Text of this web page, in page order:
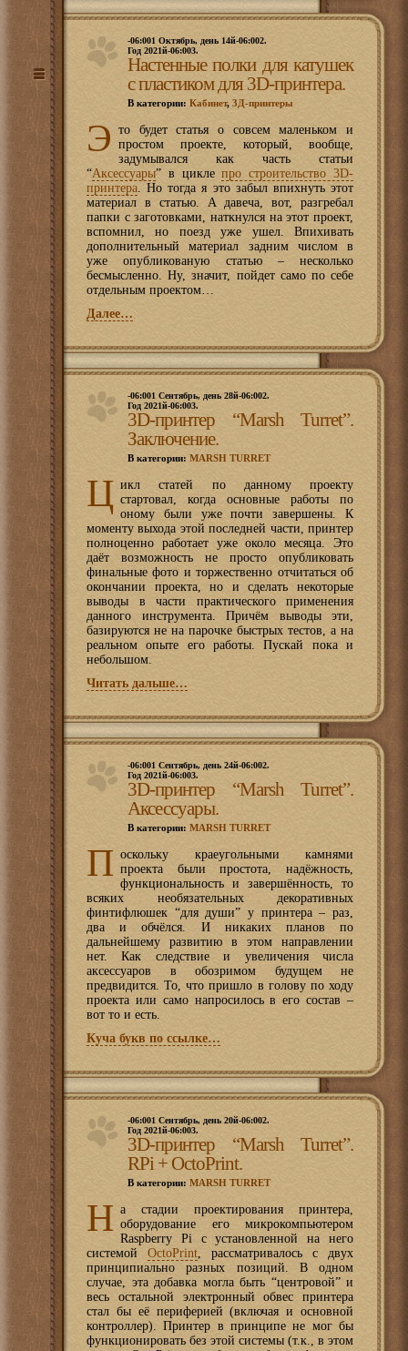
-06:001 Октябрь, день 14й-06:002.
Год 2021й-06:003.
Настенные полки для катушек
с пластиком для 3D-принтера.
В категории: Кабинет, 3Д-принтеры
Э
то будет статья о совсем маленьком и
простом проекте, который, вообще,
задумывался как часть статьи
“Аксессуары” в циклепро строительство 3D-
принтера. Но тогда я это забыл впихнуть этот
материал в статью. А давеча, вот, разгребал
папки с заготовками, наткнулся на этот проект,
вспомнил, но поезд уже ушел. Впихивать
дополнительный материал задним числом в
уже опубликованую статью – несколько
бесмысленно. Ну, значит, пойдет само по себе
отдельным проектом…
Далее…
-06:001 Сентябрь, день 28й-06:002.
Год 2021й-06:003.
3D-принтер “Marsh Turret”.
Заключение.
В категории: MARSH TURRET
Ц икл статей по данному проекту
стартовал, когда основные работы по
оному были уже почти завершены. К
моменту выхода этой последней части, принтер
полноценно работает уже около месяца. Это
даёт возможность не просто опубликовать
финальные фото и торжественно отчитаться об
окончании проекта, но и сделать некоторые
выводы в части практического применения
данного инструмента. Причём выводы эти,
базируются не на парочке быстрых тестов, а на
реальном опыте его работы. Пускай пока и
небольшом.
Читать дальше…
-06:001 Сентябрь, день 24й-06:002.
Год 2021й-06:003.
3D-принтер “Marsh Turret”.
Аксессуары.
В категории: MARSH TURRET
П оскольку краеугольными камнями
проекта были простота, надёжность,
функциональность и завершённость, то
всяких необязательных декоративных
финтифлюшек “для души” у принтера – раз,
два и обчёлся. И никаких планов по
дальнейшему развитию в этом направлении
нет. Как следствие и увеличения числа
аксессуаров в обозримом будущем не
предвидится. То, что пришло в голову по ходу
проекта или само напросилось в его состав –
вот то и есть.
Куча букв по ссылке…
-06:001 Сентябрь, день 20й-06:002.
Год 2021й-06:003.
3D-принтер “Marsh Turret”.
RPi + OctoPrint.
В категории: MARSH TURRET
Н а стадии проектирования принтера,
оборудование его микрокомпьютером
Raspberry Pi c установленной на него
системой OctoPrint, рассматривалось с двух
принципиально разных позиций. В одном
случае, эта добавка могла быть “центровой” и
весь остальной электронный обвес принтера
стал бы её периферией (включая и основной
контроллер). Принтер в принципе не мог бы
функционировать без этой системы (т.к., в этом